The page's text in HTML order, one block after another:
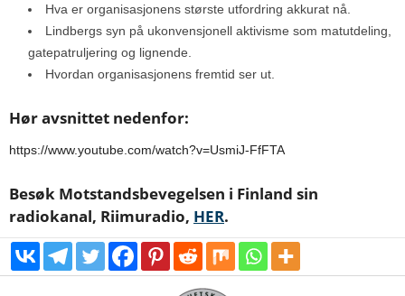
Hva er organisasjonens største utfordring akkurat nå.
Lindbergs syn på ukonvensjonell aktivisme som matutdeling,
gatepatruljering og lignende.
Hvordan organisasjonens fremtid ser ut.
Hør avsnittet nedenfor:
https://www.youtube.com/watch?v=UsmiJ-FfFTA
Besøk Motstandsbevegelsen i Finland sin
radiokanal, Riimuradio, HER.